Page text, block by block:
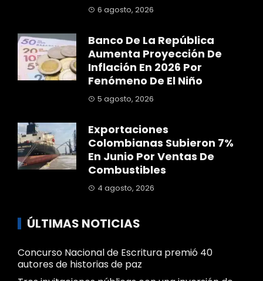
6 agosto, 2026
Banco De La República
Aumenta Proyección De
Inflación En 2026 Por
Fenómeno De El Niño
5 agosto, 2026
Exportaciones
Colombianas Subieron 7%
En Junio Por Ventas De
Combustibles
4 agosto, 2026
ÚLTIMAS NOTICIAS
Concurso Nacional de Escritura premió 40
autores de historias de paz